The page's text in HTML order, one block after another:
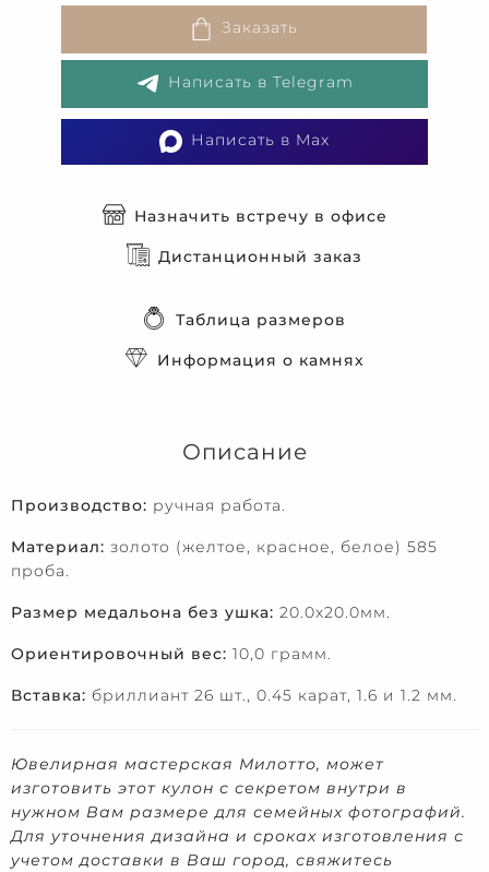
Заказать
Написать в Telegram
Написать в Max
Назначить встречу в офисе
Дистанционный заказ
Таблица размеров
Информация о камнях
Описание
Производство: ручная работа.
Материал: золото (желтое, красное, белое) 585
проба.
Размер медальона без ушка: 20.0х20.0мм.
Ориентировочный вес: 10,0 грамм.
Вставка: бриллиант 26 шт., 0.45 карат, 1.6 и 1.2 мм.
Ювелирная мастерская Милотто, может
изготовить этот кулон с секретом внутри в
нужном Вам размере для семейных фотографий.
Для уточнения дизайна и сроках изготовления с
учетом доставки в Ваш город, свяжитесь